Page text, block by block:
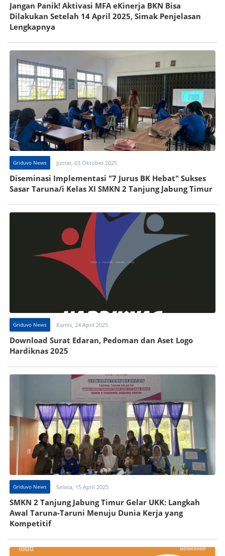
Jangan Panik! Aktivasi MFA eKinerja BKN Bisa
Dilakukan Setelah 14 April 2025, Simak Penjelasan
Lengkapnya
Griduvo News Jumat, 03 Oktober 2025
Diseminasi Implementasi "7 Jurus BK Hebat" Sukses
Sasar Taruna/i Kelas XI SMKN 2 Tanjung Jabung Timur
Griduvo News Kamis, 24 April 2025
Download Surat Edaran, Pedoman dan Aset Logo
Hardiknas 2025
Griduvo News Selasa, 15 April 2025
SMKN 2 Tanjung Jabung Timur Gelar UKK: Langkah
Awal Taruna-Taruni Menuju Dunia Kerja yang
Kompetitif